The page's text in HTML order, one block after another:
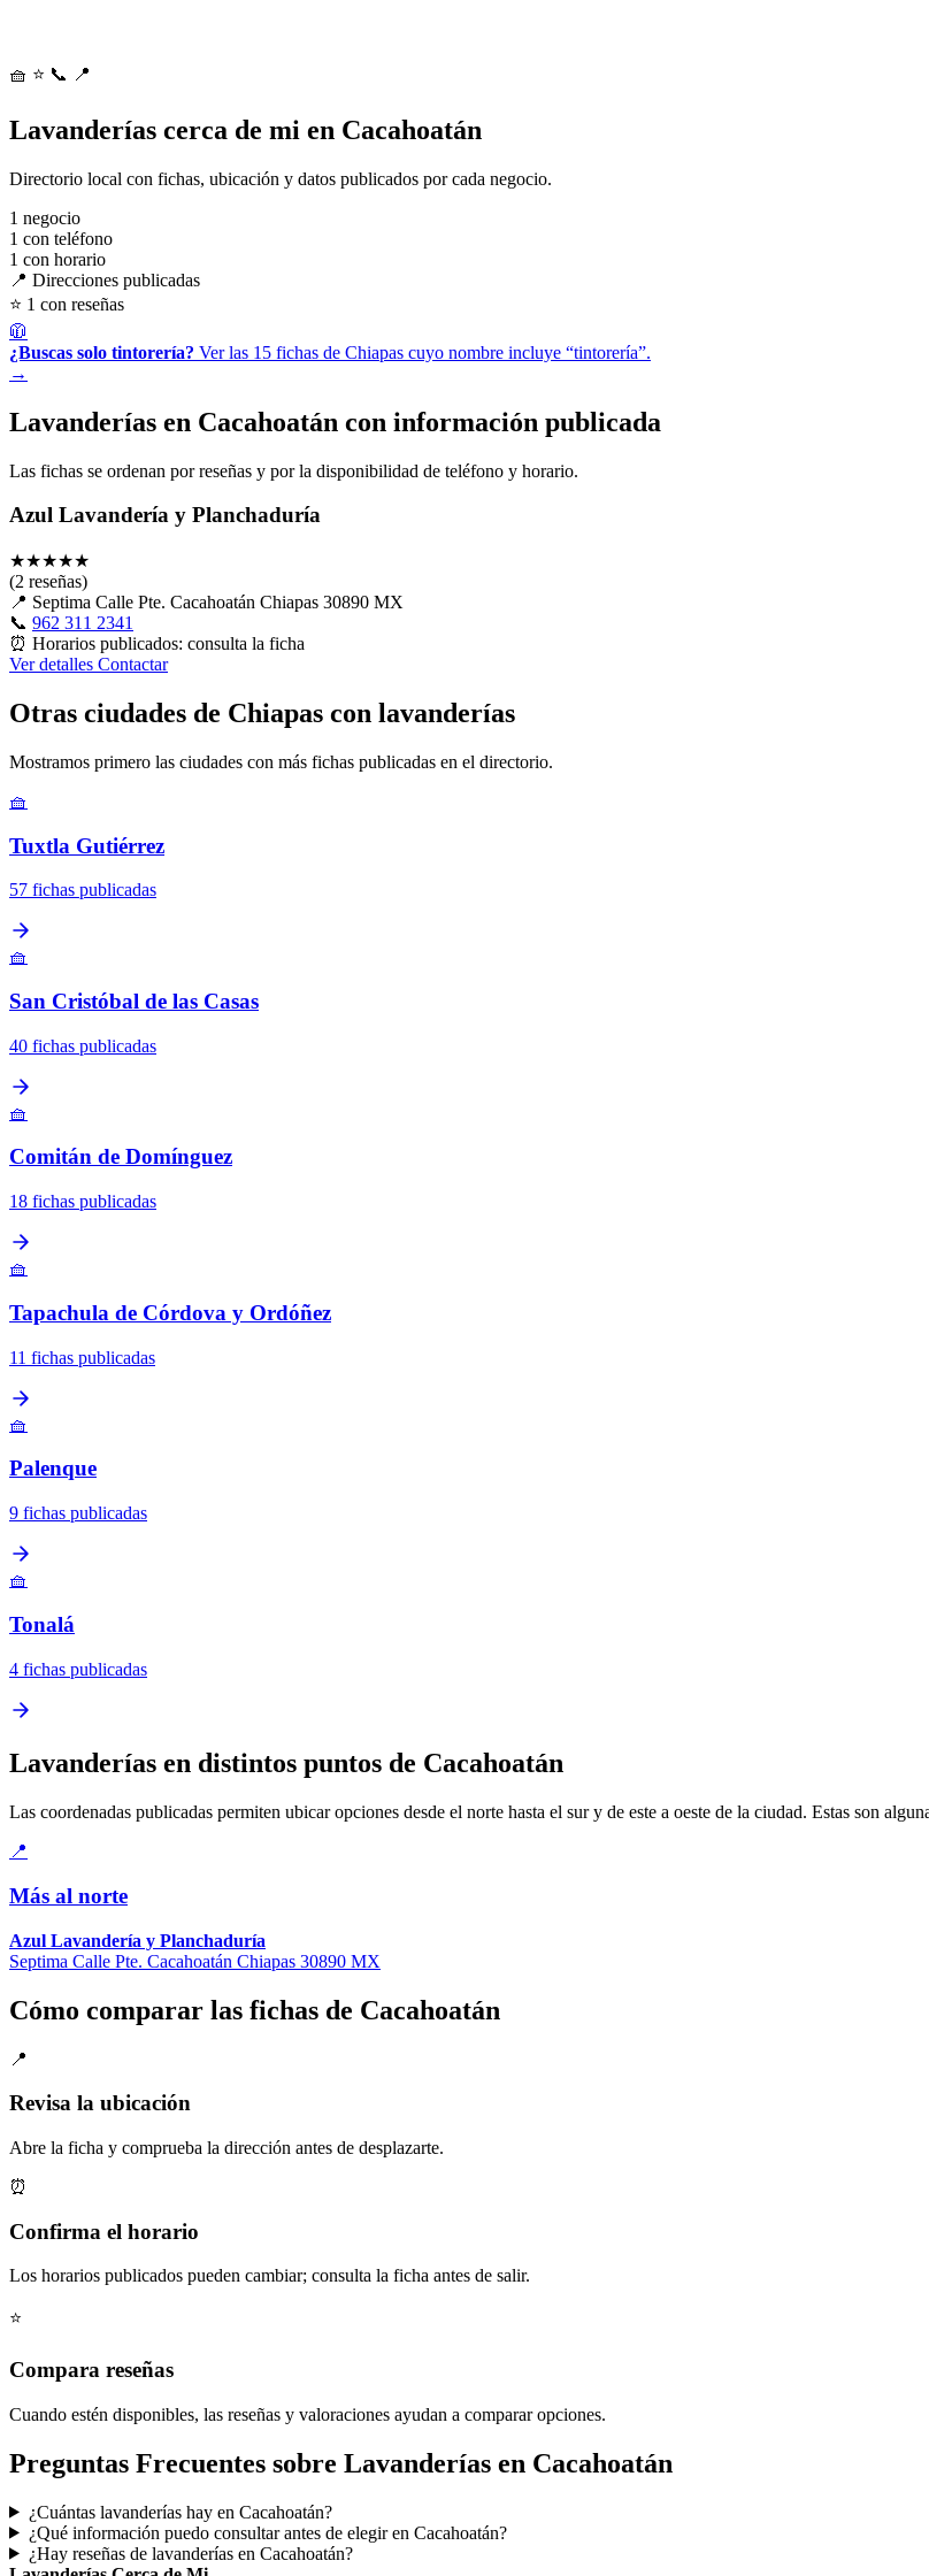
🧺 ⭐ 📞 📍
Lavanderías cerca de mi en Cacahoatán
Directorio local con fichas, ubicación y datos publicados por cada negocio.
1 negocio
1 con teléfono
1 con horario
📍 Direcciones publicadas
⭐ 1 con reseñas
🧥
¿Buscas solo tintorería? Ver las 15 fichas de Chiapas cuyo nombre incluye “tintorería”.
→
Lavanderías en Cacahoatán con información publicada
Las fichas se ordenan por reseñas y por la disponibilidad de teléfono y horario.
Azul Lavandería y Planchaduría
★★★★★
(2 reseñas)
📍 Septima Calle Pte. Cacahoatán Chiapas 30890 MX
📞 962 311 2341
⏰ Horarios publicados: consulta la ficha
Ver detalles Contactar
Otras ciudades de Chiapas con lavanderías
Mostramos primero las ciudades con más fichas publicadas en el directorio.
🧺
Tuxtla Gutiérrez
57 fichas publicadas
🧺
San Cristóbal de las Casas
40 fichas publicadas
🧺
Comitán de Domínguez
18 fichas publicadas
🧺
Tapachula de Córdova y Ordóñez
11 fichas publicadas
🧺
Palenque
9 fichas publicadas
🧺
Tonalá
4 fichas publicadas
Lavanderías en distintos puntos de Cacahoatán
Las coordenadas publicadas permiten ubicar opciones desde el norte hasta el sur y de este a oeste de la ciudad. Estas son
📍
Más al norte
Azul Lavandería y Planchaduría
Septima Calle Pte. Cacahoatán Chiapas 30890 MX
Cómo comparar las fichas de Cacahoatán
📍
Revisa la ubicación
Abre la ficha y comprueba la dirección antes de desplazarte.
⏰
Confirma el horario
Los horarios publicados pueden cambiar; consulta la ficha antes de salir.
⭐
Compara reseñas
Cuando estén disponibles, las reseñas y valoraciones ayudan a comparar opciones.
Preguntas Frecuentes sobre Lavanderías en Cacahoatán
¿Cuántas lavanderías hay en Cacahoatán?
¿Qué información puedo consultar antes de elegir en Cacahoatán?
¿Hay reseñas de lavanderías en Cacahoatán?